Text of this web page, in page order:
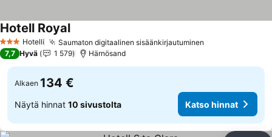
3 Tähtiluokitus
Hotelli Saumaton digitaalinen sisäänkirjautuminen
Hotell RoyalKatso hinnat
7,7 Hyvä 1 579 Härnösand
Alkaen 134 €
Näytä hinnat 10 sivustolta Katso hinnat